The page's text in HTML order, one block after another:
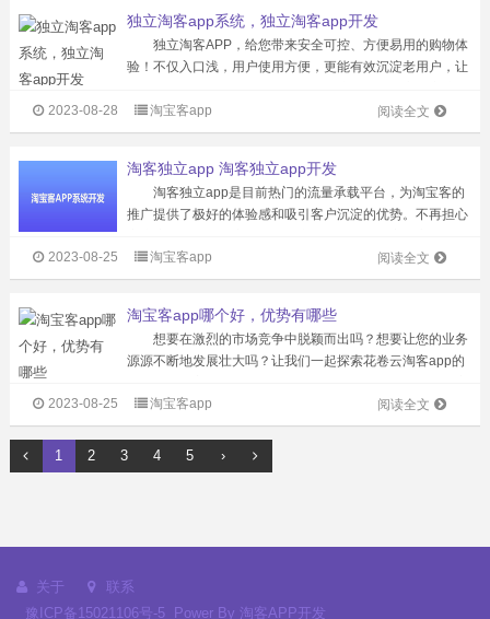
独立淘客app系统，独立淘客app开发
独立淘客APP，给您带来安全可控、方便易用的购物体
验！不仅入口浅，用户使用方便，更能有效沉淀老用户，让
系，轻松获取新用户。 个性化功能定制和可拓展性是独
立淘客APP系统的两大亮点。您可...
阅读全文
2023-08-28 淘宝客app
淘客独立app 淘客独立app开发
淘客独立app是目前热门的流量承载平台，为淘宝客的
推广提供了极好的体验感和吸引客户沉淀的优势。不再担心
有一站式的商品资源整合功能，对接全网优质电商平台，商
品资源无限精选，而且自动订单...
阅读全文
2023-08-25 淘宝客app
淘宝客app哪个好，优势有哪些
想要在激烈的市场竞争中脱颖而出吗？想要让您的业务
源源不断地发展壮大吗？让我们一起探索花卷云淘客app的
app，它拥有多级分佣、自定义佣金比例、自动高佣、自动
采集、自有品牌、App+小程...
阅读全文
2023-08-25 淘宝客app
1 2 3 4 5 ›
关于
联系
豫ICP备15021106号-5
Power By 淘客APP开发